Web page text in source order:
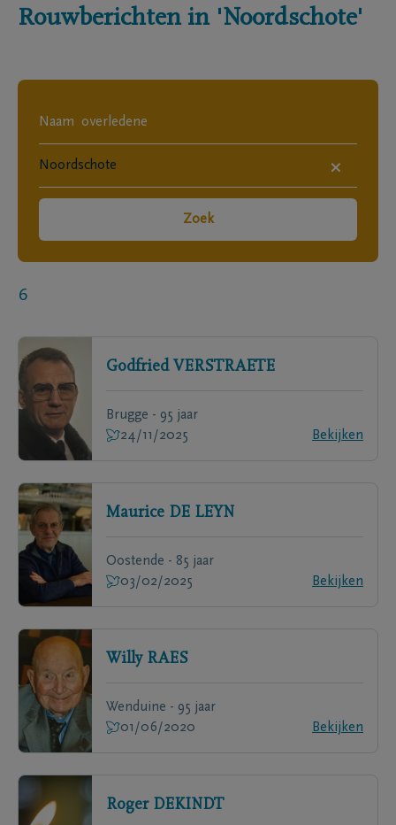
Rouwberichten in 'Noordschote'
×
Zoek
6
Godfried VERSTRAETE
Brugge - 95 jaar
24/11/2025
Bekijken
Maurice DE LEYN
Oostende - 85 jaar
03/02/2025
Bekijken
Willy RAES
Wenduine - 95 jaar
01/06/2020
Bekijken
Roger DEKINDT